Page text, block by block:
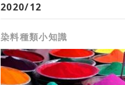
2020/12
染料種類小知識